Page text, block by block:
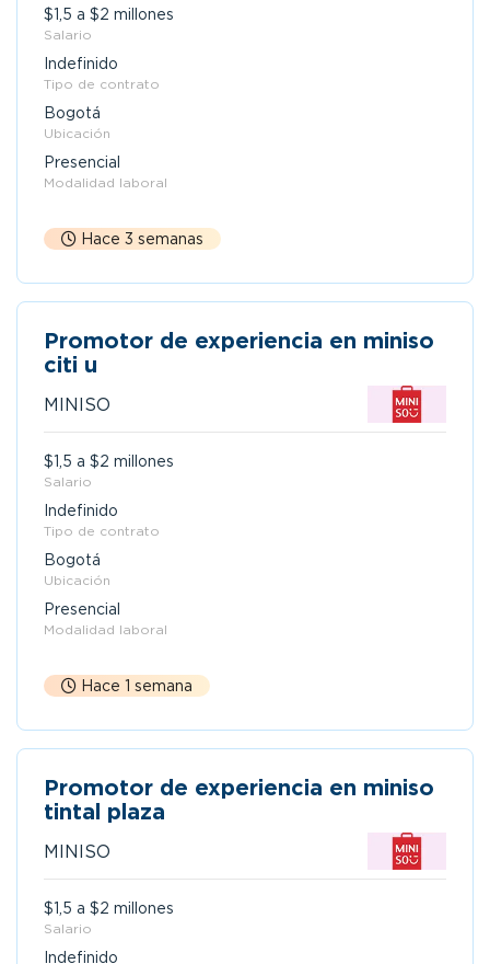
$1,5 a $2 millones
Salario
Indefinido
Tipo de contrato
Bogotá
Ubicación
Presencial
Modalidad laboral
Hace 3 semanas
Promotor de experiencia en miniso
citi u
MINISO
$1,5 a $2 millones
Salario
Indefinido
Tipo de contrato
Bogotá
Ubicación
Presencial
Modalidad laboral
Hace 1 semana
Promotor de experiencia en miniso
tintal plaza
MINISO
$1,5 a $2 millones
Salario
Indefinido